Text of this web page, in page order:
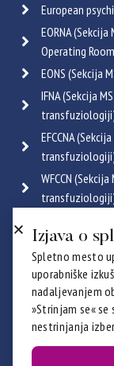
European
EORNA
Operating
EONS (Sekcija
IFNA (Sekcija
EFCCNA
WFCCN
ICRN (Sekcija
Poglej vse
Certifikati
Izjava o
Spletno mesto
uporabniške
nadaljevanjem
»Strinjam se«
nestrinjanja